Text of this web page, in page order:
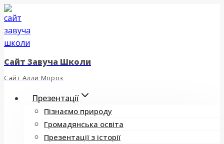
Перейти
до
вмісту
Сайт Завуча Школи
Сайт Алли Мороз
Презентації
Пізнаємо природу
Громадянська освіта
Презентації з історії